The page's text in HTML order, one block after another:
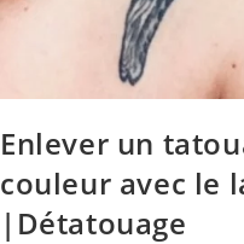
Enlever un
couleur avec le
|Détatouage